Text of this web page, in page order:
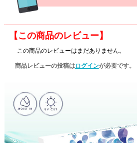
【この商品のレビュー】
この商品のレビューはまだありません。
商品レビューの投稿はログインが必要です。